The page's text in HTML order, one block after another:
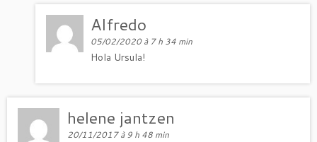
Alfredo
05/02/2020 à 7 h 34 min
Hola Ursula!
helene jantzen
20/11/2017 à 9 h 48 min